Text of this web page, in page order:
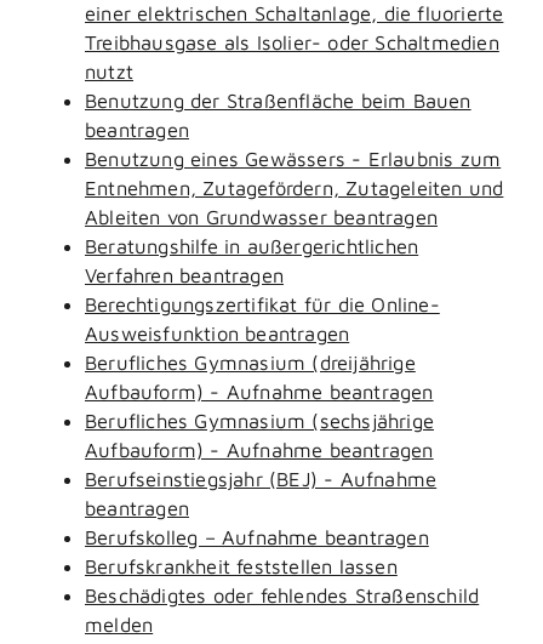
einer elektrischen Schaltanlage, die fluorierte
Treibhausgase als Isolier- oder Schaltmedien
nutzt
Benutzung der Straßenfläche beim Bauen
beantragen
Benutzung eines Gewässers - Erlaubnis zum
Entnehmen, Zutagefördern, Zutageleiten und
Ableiten von Grundwasser beantragen
Beratungshilfe in außergerichtlichen
Verfahren beantragen
Berechtigungszertifikat für die Online-
Ausweisfunktion beantragen
Berufliches Gymnasium (dreijährige
Aufbauform) - Aufnahme beantragen
Berufliches Gymnasium (sechsjährige
Aufbauform) - Aufnahme beantragen
Berufseinstiegsjahr (BEJ) - Aufnahme
beantragen
Berufskolleg – Aufnahme beantragen
Berufskrankheit feststellen lassen
Beschädigtes oder fehlendes Straßenschild
melden